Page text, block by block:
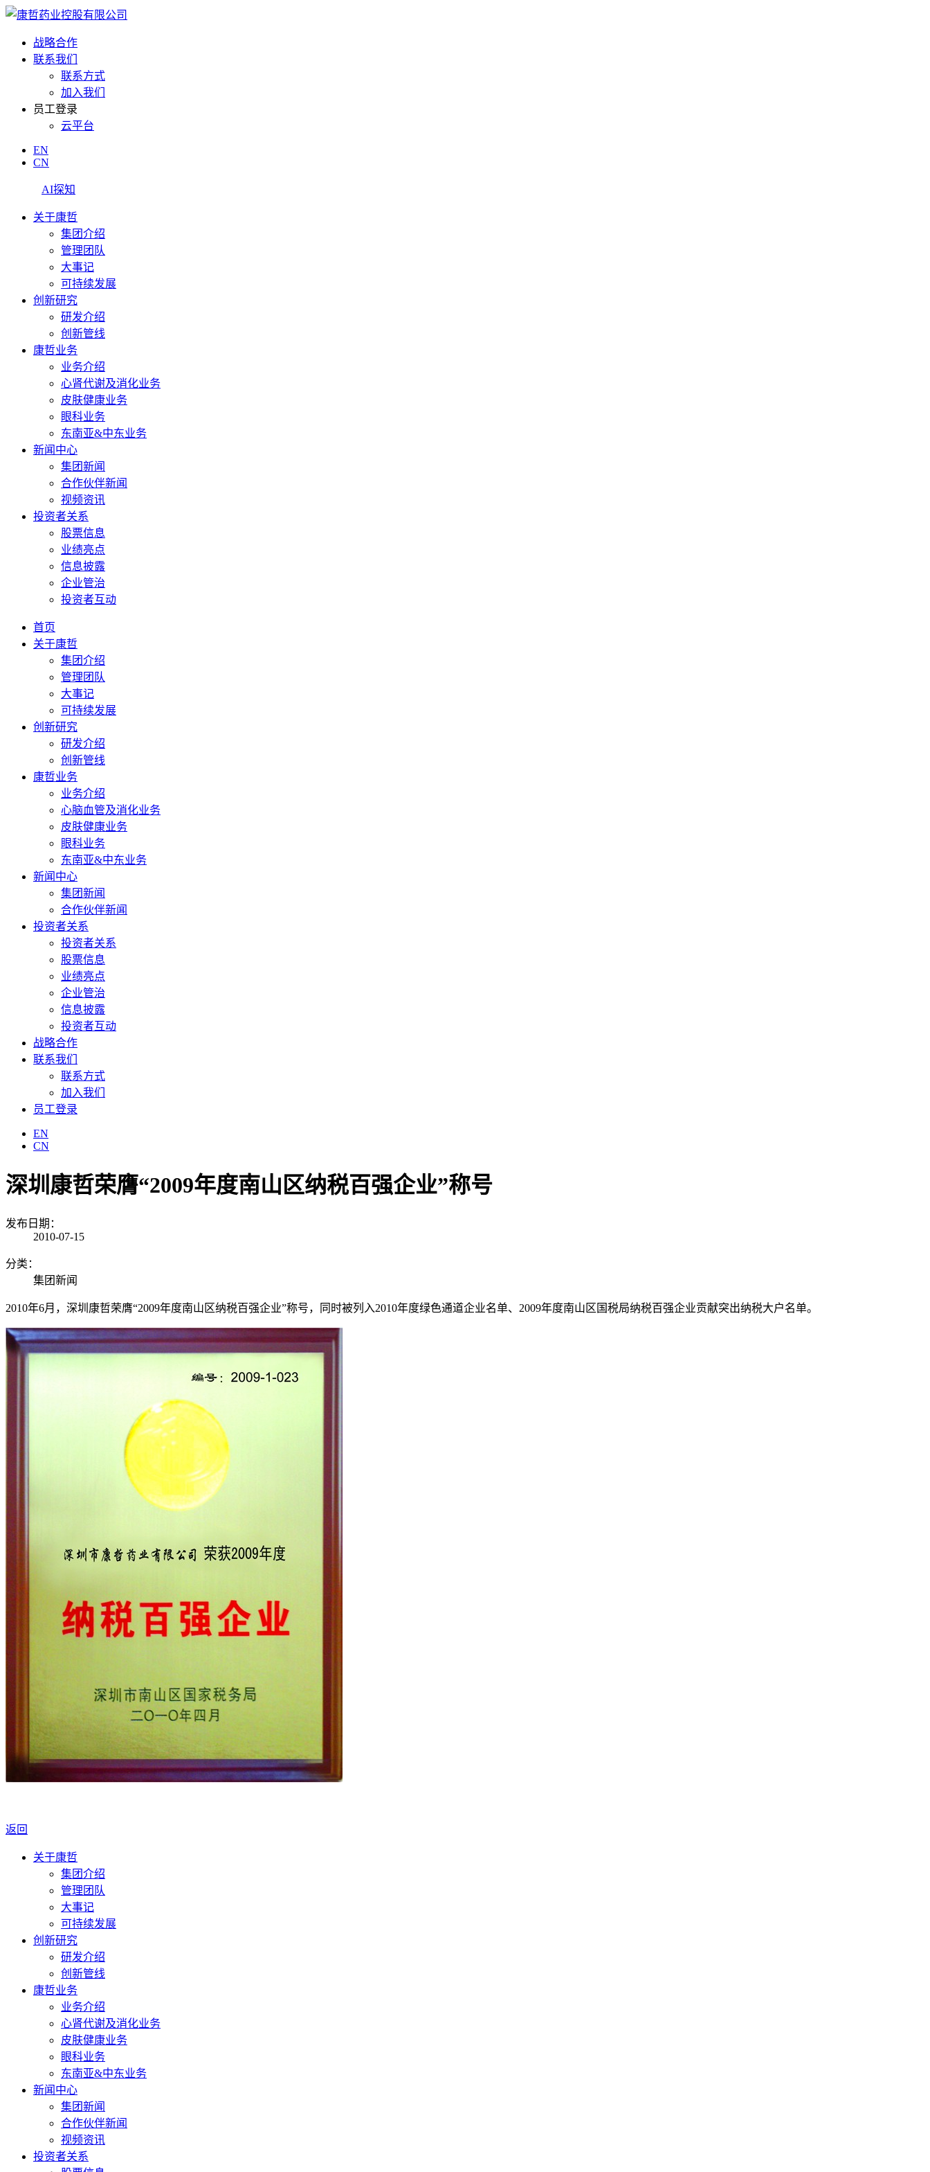
战略合作
联系我们
联系方式
加入我们
员工登录
云平台
EN
CN
AI探知
关于康哲
集团介绍
管理团队
大事记
可持续发展
创新研究
研发介绍
创新管线
康哲业务
业务介绍
心肾代谢及消化业务
皮肤健康业务
眼科业务
东南亚&中东业务
新闻中心
集团新闻
合作伙伴新闻
视频资讯
投资者关系
股票信息
业绩亮点
信息披露
企业管治
投资者互动
首页
关于康哲
集团介绍
管理团队
大事记
可持续发展
创新研究
研发介绍
创新管线
康哲业务
业务介绍
心脑血管及消化业务
皮肤健康业务
眼科业务
东南亚&中东业务
新闻中心
集团新闻
合作伙伴新闻
投资者关系
投资者关系
股票信息
业绩亮点
企业管治
信息披露
投资者互动
战略合作
联系我们
联系方式
加入我们
员工登录
EN
CN
深圳康哲荣膺“2009年度南山区纳税百强企业”称号
发布日期：
2010-07-15
分类：
集团新闻
2010年6月，深圳康哲荣膺“2009年度南山区纳税百强企业”称号，同时被列入2010年度绿色通道企业名单、2009年度南山区国税局纳税百强企业贡献突出纳税大户名单。
返回
关于康哲
集团介绍
管理团队
大事记
可持续发展
创新研究
研发介绍
创新管线
康哲业务
业务介绍
心肾代谢及消化业务
皮肤健康业务
眼科业务
东南亚&中东业务
新闻中心
集团新闻
合作伙伴新闻
视频资讯
投资者关系